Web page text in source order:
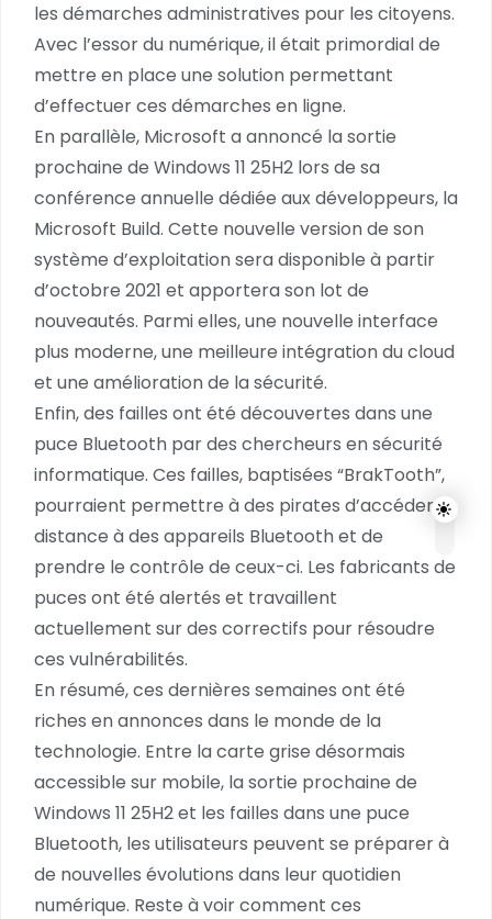
les démarches administratives pour les citoyens.
Avec l’essor du numérique, il était primordial de
mettre en place une solution permettant
d’effectuer ces démarches en ligne.
En parallèle, Microsoft a annoncé la sortie
prochaine de Windows 11 25H2 lors de sa
conférence annuelle dédiée aux développeurs, la
Microsoft Build. Cette nouvelle version de son
système d’exploitation sera disponible à partir
d’octobre 2021 et apportera son lot de
nouveautés. Parmi elles, une nouvelle interface
plus moderne, une meilleure intégration du cloud
et une amélioration de la sécurité.
Enfin, des failles ont été découvertes dans une
puce Bluetooth par des chercheurs en sécurité
informatique. Ces failles, baptisées “BrakTooth”,
pourraient permettre à des pirates d’accéder à
distance à des appareils Bluetooth et de
prendre le contrôle de ceux-ci. Les fabricants de
puces ont été alertés et travaillent
actuellement sur des correctifs pour résoudre
ces vulnérabilités.
En résumé, ces dernières semaines ont été
riches en annonces dans le monde de la
technologie. Entre la carte grise désormais
accessible sur mobile, la sortie prochaine de
Windows 11 25H2 et les failles dans une puce
Bluetooth, les utilisateurs peuvent se préparer à
de nouvelles évolutions dans leur quotidien
numérique. Reste à voir comment ces